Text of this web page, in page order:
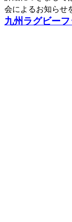
会によるお知らせ
九州ラグビー